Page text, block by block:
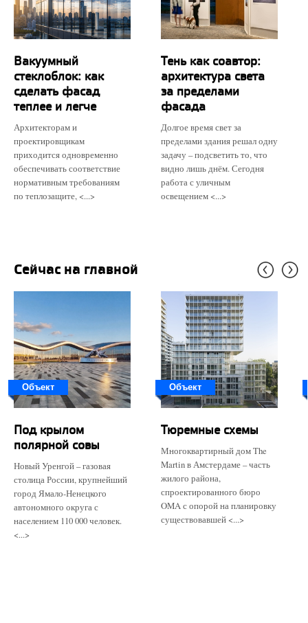
Вакуумный
стеклоблок: как
сделать фасад
теплее и легче
Архитекторам и
проектировщикам
приходится одновременно
обеспечивать соответствие
нормативным требованиям
по теплозащите, <...>
Тень как соавтор:
архитектура света
за пределами
фасада
Долгое время свет за
пределами здания решал одну
задачу – подсветить то, что
видно лишь днём. Сегодня
работа с уличным
освещением <...>
Сейчас на главной
Объект
Под крылом
полярной совы
Новый Уренгой – газовая
столица России, крупнейший
город Ямало-Ненецкого
автономного округа с
населением 110 000 человек.
<...>
Объект
Тюремные схемы
Многоквартирный дом The
Martin в Амстердаме – часть
жилого района,
спроектированного бюро
OMA с опорой на планировку
существовавшей <...>